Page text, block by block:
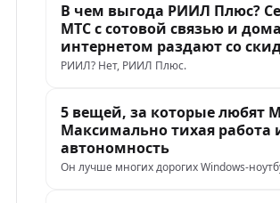
В чем выгода РИИЛ Плюс?
МТС с сотовой связью и
интернетом раздают со
РИИЛ? Нет, РИИЛ Плюс.
5 вещей, за которые любят
Максимально тихая работа
автономность
Он лучше многих дорогих Windows-